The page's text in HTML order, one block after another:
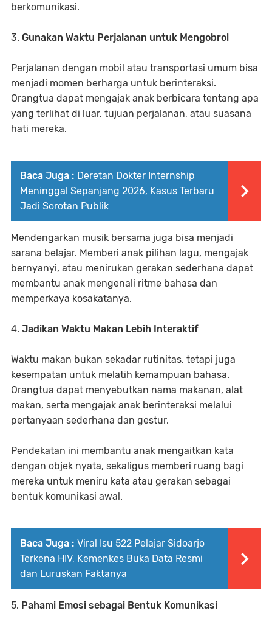
berkomunikasi.
3. Gunakan Waktu Perjalanan untuk Mengobrol
Perjalanan dengan mobil atau transportasi umum bisa
menjadi momen berharga untuk berinteraksi.
Orangtua dapat mengajak anak berbicara tentang apa
yang terlihat di luar, tujuan perjalanan, atau suasana
hati mereka.
Baca Juga : Deretan Dokter Internship
Meninggal Sepanjang 2026, Kasus Terbaru
Jadi Sorotan Publik
Mendengarkan musik bersama juga bisa menjadi
sarana belajar. Memberi anak pilihan lagu, mengajak
bernyanyi, atau menirukan gerakan sederhana dapat
membantu anak mengenali ritme bahasa dan
memperkaya kosakatanya.
4. Jadikan Waktu Makan Lebih Interaktif
Waktu makan bukan sekadar rutinitas, tetapi juga
kesempatan untuk melatih kemampuan bahasa.
Orangtua dapat menyebutkan nama makanan, alat
makan, serta mengajak anak berinteraksi melalui
pertanyaan sederhana dan gestur.
Pendekatan ini membantu anak mengaitkan kata
dengan objek nyata, sekaligus memberi ruang bagi
mereka untuk meniru kata atau gerakan sebagai
bentuk komunikasi awal.
Baca Juga : Viral Isu 522 Pelajar Sidoarjo
Terkena HIV, Kemenkes Buka Data Resmi
dan Luruskan Faktanya
5. Pahami Emosi sebagai Bentuk Komunikasi